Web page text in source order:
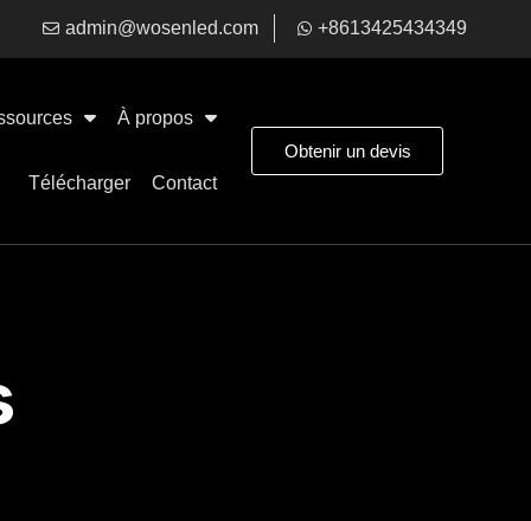
admin@wosenled.com +8613425434349
À propos
Télécharger Contact
Obtenir un devis